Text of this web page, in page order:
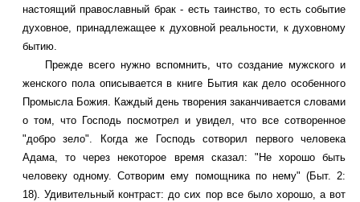
настоящий православный брак - есть таинство, то есть событие
духовное, принадлежащее к духовной реальности, к духовному
бытию.
Прежде всего нужно вспомнить, что создание мужского и
женского пола описывается в книге Бытия как дело особенного
Промысла Божия. Каждый день творения заканчивается словами
о том, что Господь посмотрел и увидел, что все сотворенное
"добро зело". Когда же Господь сотворил первого человека
Адама, то через некоторое время сказал: "Не хорошо быть
человеку одному. Сотворим ему помощника по нему" (Быт. 2:
18). Удивительный контраст: до сих пор все было хорошо, а вот